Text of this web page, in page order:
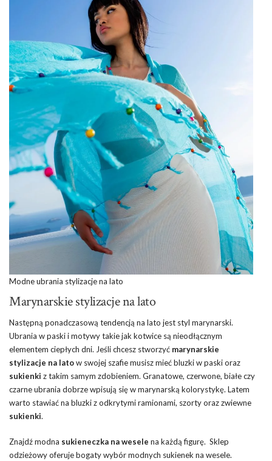
Modne ubrania stylizacje na lato
Marynarskie stylizacje na lato
Następną ponadczasową tendencją na lato jest styl marynarski.
Ubrania w paski i motywy takie jak kotwice są nieodłącznym
elementem ciepłych dni. Jeśli chcesz stworzyć marynarskie
stylizacje na latow swojej szafie musisz mieć bluzki w paski oraz
sukienki z takim samym zdobieniem. Granatowe, czerwone, białe czy
czarne ubrania dobrze wpisują się w marynarską kolorystykę. Latem
warto stawiać na bluzki z odkrytymi ramionami, szorty oraz zwiewne
sukienki.
Znajdź modna sukieneczka na wesele na każdą figurę. Sklep
odzieżowy oferuje bogaty wybór modnych sukienek na wesele.